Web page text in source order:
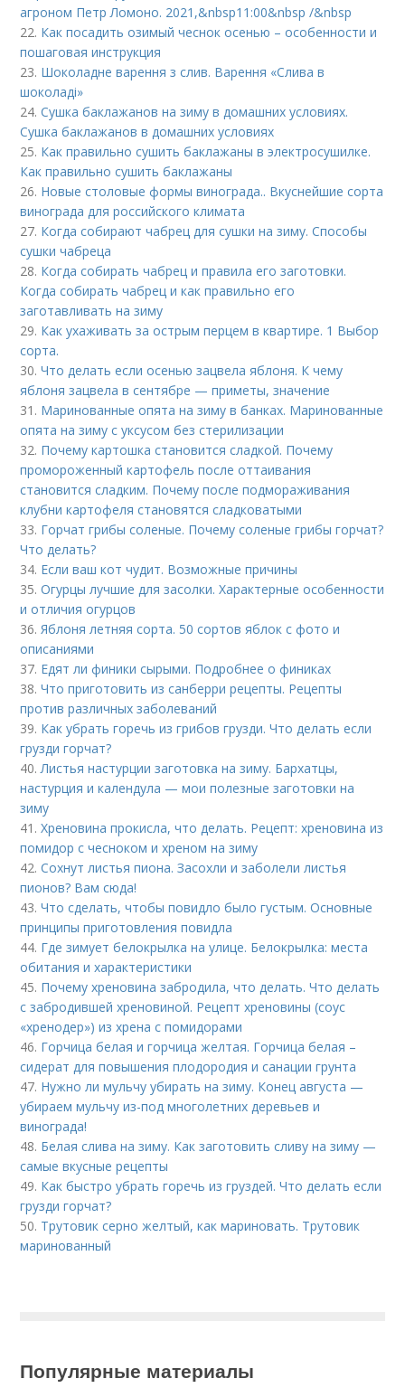
агроном Петр Ломоно. 2021,&nbsp11:00&nbsp /&nbsp
22. Как посадить озимый чеснок осенью – особенности и
пошаговая инструкция
23. Шоколадне варення з слив. Варення «Слива в
шоколаді»
24.Сушка баклажанов на зиму в домашних условиях.
Сушка баклажанов в домашних условиях
25. Как правильно сушить баклажаны в электросушилке.
Как правильно сушить баклажаны
26. Новые столовые формы винограда.. Вкуснейшие сорта
винограда для российского климата
27. Когда собирают чабрец для сушки на зиму. Способы
сушки чабреца
28. Когда собирать чабрец и правила его заготовки.
Когда собирать чабрец и как правильно его
заготавливать на зиму
29. Как ухаживать за острым перцем в квартире. 1 Выбор
сорта.
30.Что делать если осенью зацвела яблоня. К чему
яблоня зацвела в сентябре — приметы, значение
31. Маринованные опята на зиму в банках. Маринованные
опята на зиму с уксусом без стерилизации
32. Почему картошка становится сладкой. Почему
промороженный картофель после оттаивания
становится сладким. Почему после подмораживания
клубни картофеля становятся сладковатыми
33. Горчат грибы соленые. Почему соленые грибы горчат?
Что делать?
34. Если ваш кот чудит. Возможные причины
35.Огурцы лучшие для засолки. Характерные особенности
и отличия огурцов
36.Яблоня летняя сорта. 50 сортов яблок с фото и
описаниями
37. Едят ли финики сырыми. Подробнее о финиках
38.Что приготовить из санберри рецепты. Рецепты
против различных заболеваний
39. Как убрать горечь из грибов грузди. Что делать если
грузди горчат?
40.Листья настурции заготовка на зиму. Бархатцы,
настурция и календула — мои полезные заготовки на
зиму
41.Хреновина прокисла, что делать. Рецепт: хреновина из
помидор с чесноком и хреном на зиму
42.Сохнут листья пиона. Засохли и заболели листья
пионов? Вам сюда!
43.Что сделать, чтобы повидло было густым. Основные
принципы приготовления повидла
44. Где зимует белокрылка на улице. Белокрылка: места
обитания и характеристики
45. Почему хреновина забродила, что делать. Что делать
с забродившей хреновиной. Рецепт хреновины (соус
«хренодер») из хрена с помидорами
46. Горчица белая и горчица желтая. Горчица белая –
сидерат для повышения плодородия и санации грунта
47. Нужно ли мульчу убирать на зиму. Конец августа —
убираем мульчу из-под многолетних деревьев и
винограда!
48. Белая слива на зиму. Как заготовить сливу на зиму —
самые вкусные рецепты
49. Как быстро убрать горечь из груздей. Что делать если
грузди горчат?
50. Трутовик серно желтый, как мариновать. Трутовик
маринованный
Популярные материалы